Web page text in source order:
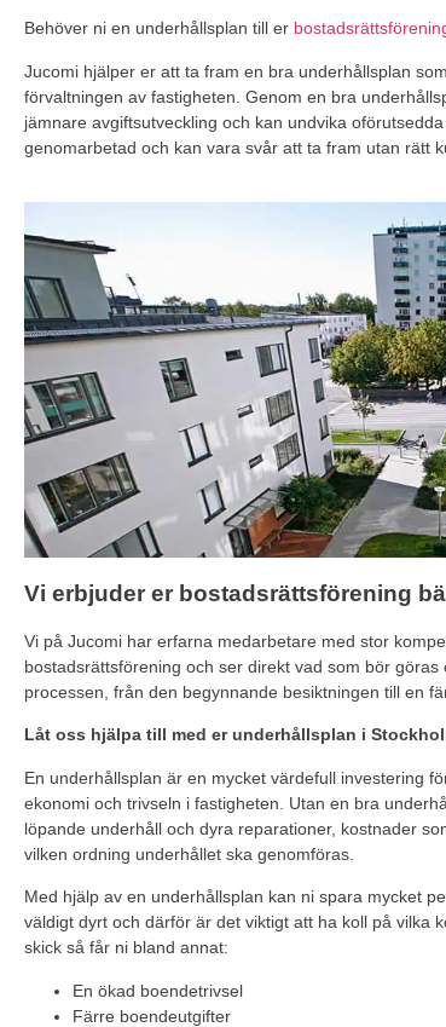
Behöver ni en underhållsplan till er
Jucomi hjälper er att ta fram en bra underhållsplan
förvaltningen av fastigheten. Genom en bra
jämnare avgiftsutveckling och kan undvika
genomarbetad och kan vara svår att ta fram utan rätt
Vi erbjuder er bostadsrättsförening
Vi på Jucomi har erfarna medarbetare med stor
bostadsrättsförening och ser direkt vad som bör
processen, från den begynnande besiktningen till en
Låt oss hjälpa till med er underhållsplan i
En underhållsplan är en mycket värdefull investering
ekonomi och trivseln i fastigheten. Utan en bra
löpande underhåll och dyra reparationer, kostnader
vilken ordning underhållet ska genomföras.
Med hjälp av en underhållsplan kan ni spara mycket
väldigt dyrt och därför är det viktigt att ha koll på vilka
skick så får ni bland annat:
En ökad boendetrivsel
Färre boendeutgifter